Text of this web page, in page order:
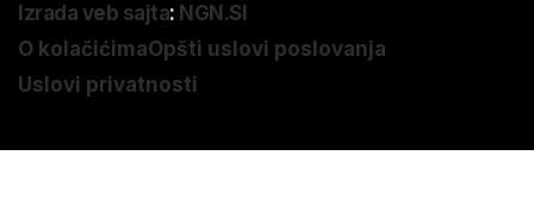
Izrada veb sajta: NGN.SI
O kolačićimaOpšti uslovi poslovanja
Uslovi privatnosti